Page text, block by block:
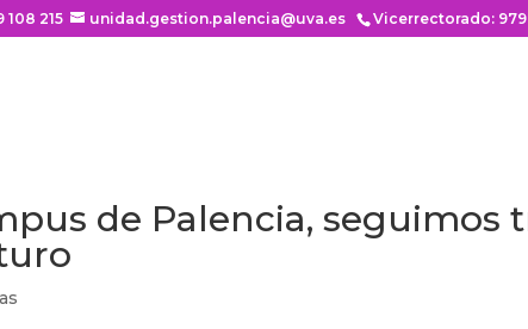
215 unidad.gestion.palencia@uva.es Vicerrectorado: 979
de Palencia, seguimos